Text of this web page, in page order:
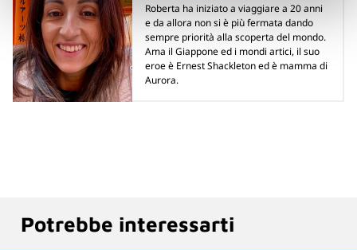
Roberta ha iniziato a viaggiare a 20 anni
e da allora non si è più fermata dando
sempre priorità alla scoperta del mondo.
Ama il Giappone ed i mondi artici, il suo
eroe è Ernest Shackleton ed è mamma di
Aurora.
Potrebbe interessarti